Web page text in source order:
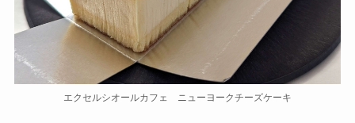
エクセルシオールカフェ ニューヨークチーズケーキ